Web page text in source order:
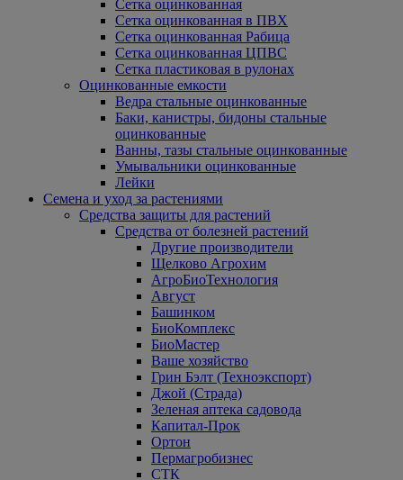
Сетка оцинкованная
Сетка оцинкованная в ПВХ
Сетка оцинкованная Рабица
Сетка оцинкованная ЦПВС
Сетка пластиковая в рулонах
Оцинкованные емкости
Ведра стальные оцинкованные
Баки, канистры, бидоны стальные
оцинкованные
Ванны, тазы стальные оцинкованные
Умывальники оцинкованные
Лейки
Семена и уход за растениями
Средства защиты для растений
Средства от болезней растений
Другие производители
Щелково Агрохим
АгроБиоТехнология
Август
Башинком
БиоКомплекс
БиоМастер
Ваше хозяйство
Грин Бэлт (Техноэкспорт)
Джой (Страда)
Зеленая аптека садовода
Капитал-Прок
Ортон
Пермагробизнес
СТК